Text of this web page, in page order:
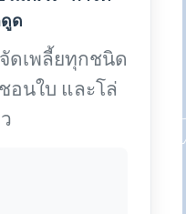
ด
ดเพลี้ยทุกชนิด
นใบ และโล่